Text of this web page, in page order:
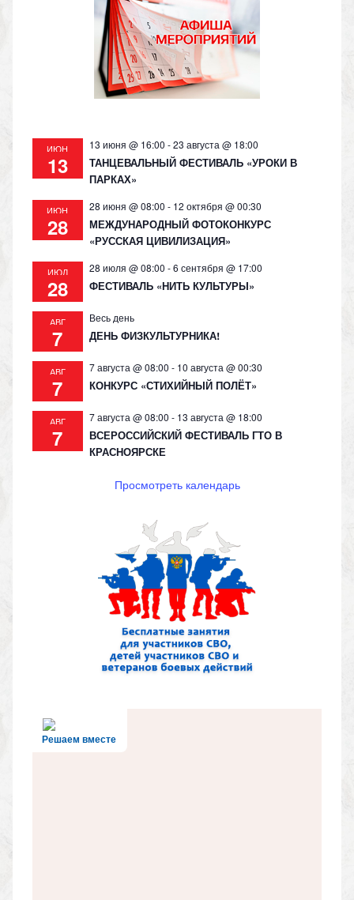
as
s
ni
ki
m p
p
n
k
ИЮН
13
13 июня @ 16:00 -23 августа @ 18:00
ТАНЦЕВАЛЬНЫЙ ФЕСТИВАЛЬ «УРОКИ В
ПАРКАХ»
ИЮН
28
28 июня @ 08:00 - 12 октября @ 00:30
МЕЖДУНАРОДНЫЙ ФОТОКОНКУРС
«РУССКАЯ ЦИВИЛИЗАЦИЯ»
ИЮЛ
28
28 июля @ 08:00 -6 сентября @ 17:00
ФЕСТИВАЛЬ «НИТЬ КУЛЬТУРЫ»
АВГ
7
Весь день
ДЕНЬ ФИЗКУЛЬТУРНИКА!
АВГ
7
7 августа @ 08:00 - 10 августа @ 00:30
КОНКУРС «СТИХИЙНЫЙ ПОЛЁТ»
АВГ
7
7 августа @ 08:00 - 13 августа @ 18:00
ВСЕРОССИЙСКИЙ ФЕСТИВАЛЬ ГТО В
КРАСНОЯРСКЕ
Просмотреть календарь
Решаем вместе